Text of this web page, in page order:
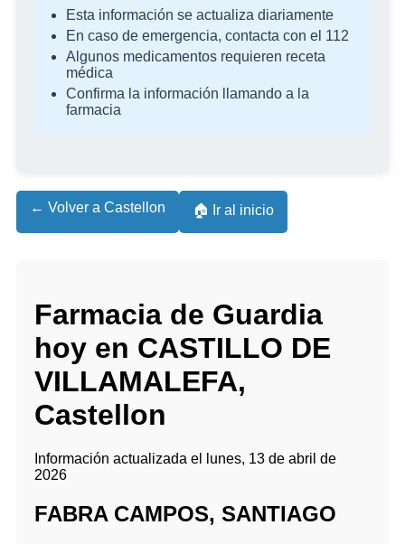
Esta información se actualiza diariamente
En caso de emergencia, contacta con el 112
Algunos medicamentos requieren receta
médica
Confirma la información llamando a la
farmacia
← Volver a Castellon 🏠 Ir al inicio
Farmacia de Guardia
hoy en CASTILLO DE
VILLAMALEFA,
Castellon
Información actualizada el lunes, 13 de abril de
2026
FABRA CAMPOS, SANTIAGO